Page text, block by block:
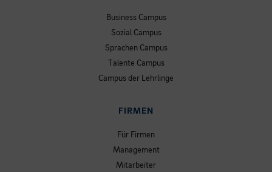
Business Campus
Sozial Campus
Sprachen Campus
Talente Campus
Campus der Lehrlinge
FIRMEN
Für Firmen
Management
Mitarbeiter